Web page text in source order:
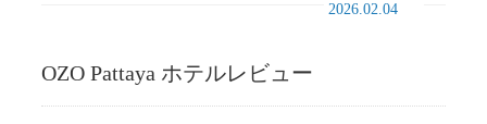
2026.02.04
OZO Pattaya ホテルレビュー